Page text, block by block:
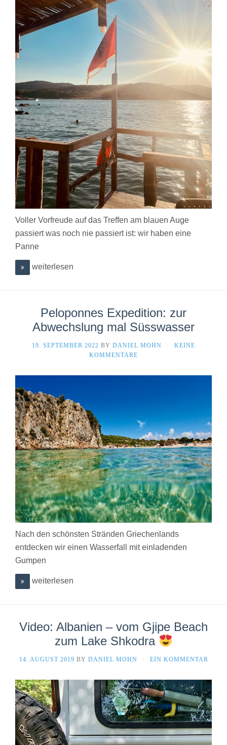
Voller Vorfreude auf das Treffen am blauen Auge
passiert was noch nie passiert ist: wir haben eine
Panne
weiterlesen
Peloponnes Expedition: zur
Abwechslung mal Süsswasser
19. SEPTEMBER 2022 BY DANIEL MOHN ·
KEINE
KOMMENTARE
Nach den schönsten Stränden Griechenlands
entdecken wir einen Wasserfall mit einladenden
Gumpen
weiterlesen
Video: Albanien – vom Gjipe Beach
zum Lake Shkodra
14. AUGUST 2019 BY DANIEL MOHN · EIN KOMMENTAR